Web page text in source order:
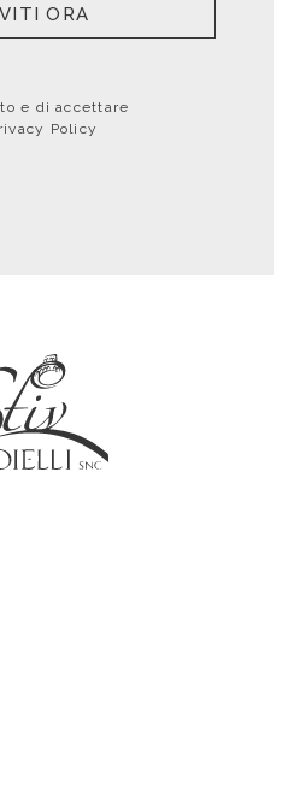
ORA
e di accettare
Policy